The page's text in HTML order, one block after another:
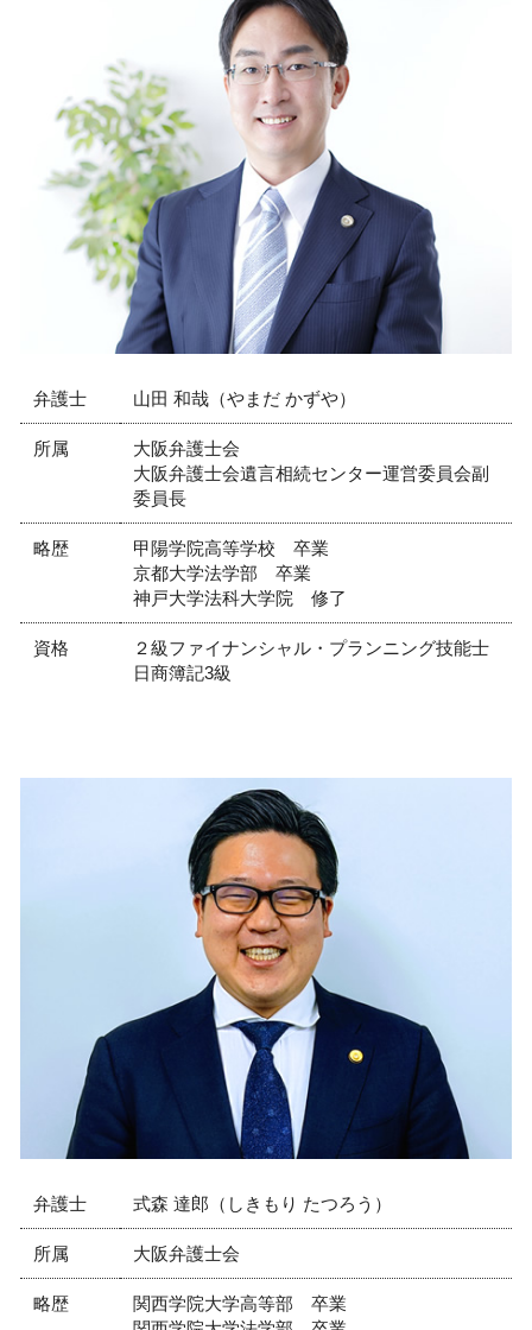
コンプライアンス 法務
正社員 解雇 方法
懲戒解雇 要件
契約書 作成依頼 弁護士
労働問題 示談
労働審判 答弁書
会社の顧問弁護士 個人的な相談
売掛金 未払い
企業間 訴訟
不動産トラブル 弁護士 相談 尼崎市
債権回収 弁護士 相談 西宮市
相続 弁護士 相談 大阪市
企業法務 弁護士 相談 大阪市
離婚 弁護士 相談 神戸市
交通事故 弁護士 相談 神戸市
労働問題 弁護士 相談 芦屋市
労働問題 弁護士 相談 大阪市
労働問題 弁護士 相談 尼崎市
企業法務 弁護士 相談 神戸市
交通事故 弁護士 相談 西宮市
リーガルチェック 弁護士 相談 神戸市
弁護士 山田 和哉（やまだ かずや）
所属
大阪弁護士会
大阪弁護士会遺言相続センター運営委員会副
委員長
略歴
甲陽学院高等学校 卒業
京都大学法学部 卒業
神戸大学法科大学院 修了
資格
２級ファイナンシャル・プランニング技能士
日商簿記3級
弁護士 式森 達郎（しきもり たつろう）
所属 大阪弁護士会
略歴
関西学院大学高等部 卒業